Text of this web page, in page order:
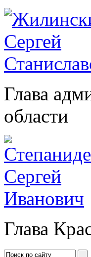
Глава
области
Глава